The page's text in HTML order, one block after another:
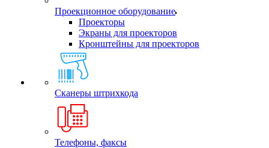
Проекционное оборудование
Проекторы
Экраны для проекторов
Кронштейны для проекторов
Сканеры штрихкода
Телефоны, факсы